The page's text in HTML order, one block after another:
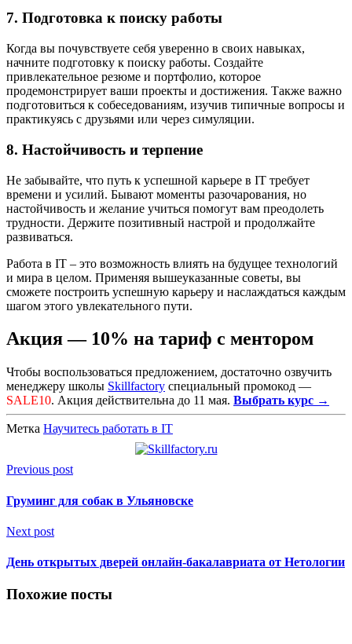
7. Подготовка к поиску работы
Когда вы почувствуете себя уверенно в своих навыках,
начните подготовку к поиску работы. Создайте
привлекательное резюме и портфолио, которое
продемонстрирует ваши проекты и достижения. Также важно
подготовиться к собеседованиям, изучив типичные вопросы и
практикуясь с друзьями или через симуляции.
8. Настойчивость и терпение
Не забывайте, что путь к успешной карьере в IT требует
времени и усилий. Бывают моменты разочарования, но
настойчивость и желание учиться помогут вам преодолеть
трудности. Держите позитивный настрой и продолжайте
развиваться.
Работа в IT – это возможность влиять на будущее технологий
и мира в целом. Применяя вышеуказанные советы, вы
сможете построить успешную карьеру и наслаждаться каждым
шагом этого увлекательного пути.
Акция — 10% на тариф с ментором
Чтобы воспользоваться предложением, достаточно озвучить
менеджеру школы Skillfactory специальный промокод —
SALE10. Акция действительна до 11 мая. Выбрать курс →
Метка Научитесь работать в IT
Previous post
Груминг для собак в Ульяновске
Next post
День открытых дверей онлайн-бакалавриата от Нетологии
Похожие посты